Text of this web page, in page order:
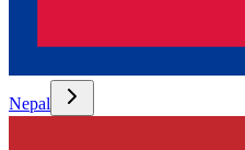
Nepal